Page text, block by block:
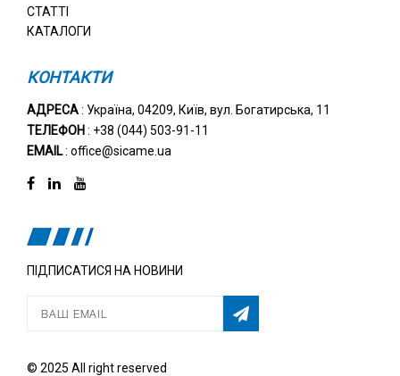
СТАТТІ
КАТАЛОГИ
КОНТАКТИ
АДРЕСА: Україна, 04209, Київ, вул. Богатирська, 11
ТЕЛЕФОН : +38 (044) 503-91-11
EMAIL: office@sicame.ua
ПІДПИСАТИСЯ НА НОВИНИ
© 2025 All right reserved